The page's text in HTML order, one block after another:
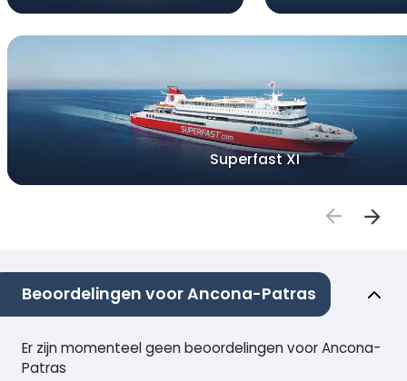
Superfast XI
Beoordelingen voor Ancona-Patras
Er zijn momenteel geen beoordelingen voor Ancona-
Patras